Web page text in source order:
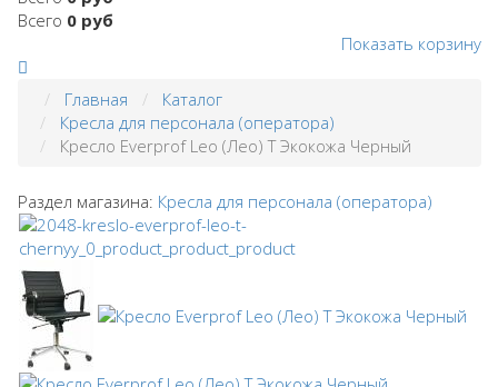
Всего 0 руб
Показать корзину
Главная
Каталог
Кресла для персонала (оператора)
Кресло Everprof Leo (Лео) Т Экокожа Черный
Раздел магазина: Кресла для персонала (оператора)